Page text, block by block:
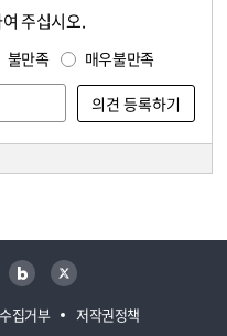
주십시오.
불만족 매우불만족
집거부 저작권정책
블로그 트위터